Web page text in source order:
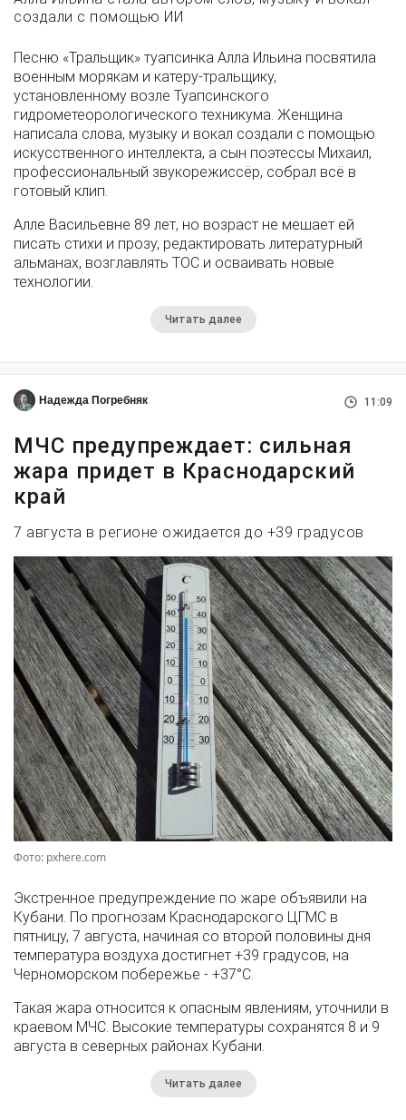
создали с помощью ИИ
Песню «Тральщик» туапсинка Алла Ильина посвятила
военным морякам и катеру-тральщику,
установленному возле Туапсинского
гидрометеорологического техникума. Женщина
написала слова, музыку и вокал создали с помощью
искусственного интеллекта, а сын поэтессы Михаил,
профессиональный звукорежиссёр, собрал всё в
готовый клип.
Алле Васильевне 89 лет, но возраст не мешает ей
писать стихи и прозу, редактировать литературный
альманах, возглавлять ТОС и осваивать новые
технологии.
Читать далее
Надежда Погребняк 11:09
МЧС предупреждает: сильная
жара придет в Краснодарский
край
7 августа в регионе ожидается до +39 градусов
Фото: pxhere.com
Экстренное предупреждение по жаре объявили на
Кубани. По прогнозам Краснодарского ЦГМС в
пятницу, 7 августа, начиная со второй половины дня
температура воздуха достигнет +39 градусов, на
Черноморском побережье - +37°­С.
Такая жара относится к опасным явлениям, уточнили в
краевом МЧС. Высокие температуры сохранятся 8 и 9
августа в северных районах Кубани.
Читать далее